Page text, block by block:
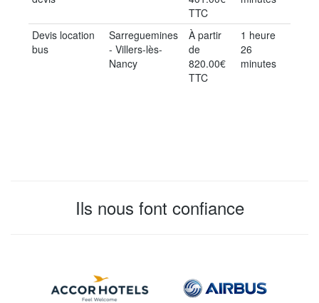
TTC
Devis location
bus
Sarreguemines
- Villers-lès-
Nancy
À partir
de
820.00€
TTC
1 heure
26
minutes
Ils nous font confiance